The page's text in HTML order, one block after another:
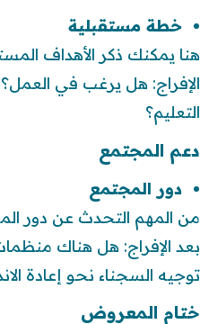
خطة مستقبلية
هنا يمكنك ذكر الأهداف
الإفراج: هل يرغب في
التعليم؟
دعم المجتمع
دور المجتمع
من المهم التحدث عن دور
بعد الإفراج: هل هناك
توجيه السجناء نحو إعادة
ختام المعروض